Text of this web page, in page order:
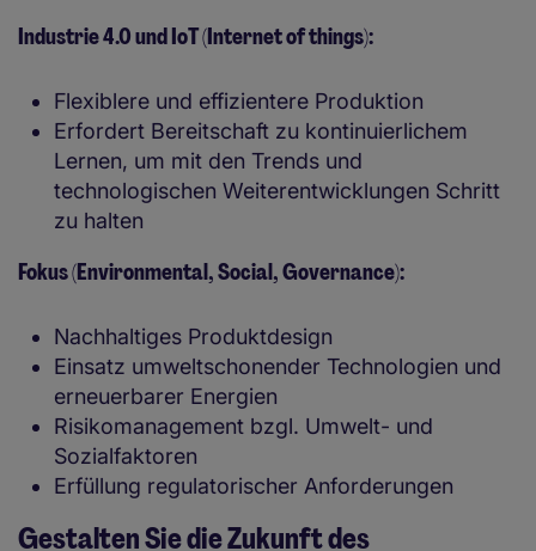
Industrie 4.0 und IoT (Internet of things):
Flexiblere und effizientere Produktion
Erfordert Bereitschaft zu kontinuierlichem
Lernen, um mit den Trends und
technologischen Weiterentwicklungen Schritt
zu halten
Fokus (Environmental, Social, Governance):
Nachhaltiges Produktdesign
Einsatz umweltschonender Technologien und
erneuerbarer Energien
Risikomanagement bzgl. Umwelt- und
Sozialfaktoren
Erfüllung regulatorischer Anforderungen
Gestalten Sie die Zukunft des